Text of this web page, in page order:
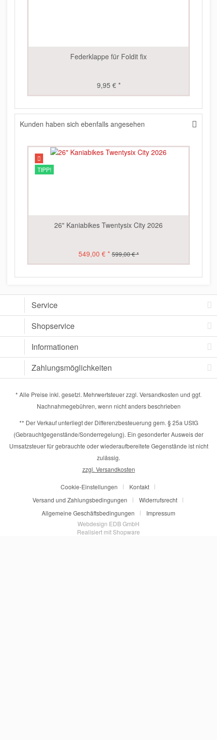
Federklappe für Foldit fix
9,95 € *
Kunden haben sich ebenfalls angesehen
TIPP!
26" Kaniabikes Twentysix City 2026
549,00 € * 599,00 € *
Service
Shopservice
Informationen
Zahlungsmöglichkeiten
* Alle Preise inkl. gesetzl. Mehrwertsteuer zzgl. Versandkosten und ggf.
Nachnahmegebühren, wenn nicht anders beschrieben
** Der Verkauf unterliegt der Differenzbesteuerung gem. § 25a UStG
(Gebrauchtgegenstände/Sonderregelung). Ein gesonderter Ausweis der
Umsatzsteuer für gebrauchte oder wiederaufbereitete Gegenstände ist nicht
zulässig.
zzgl. Versandkosten
Cookie-Einstellungen
Kontakt
Versand und Zahlungsbedingungen
Widerrufsrecht
Allgemeine Geschäftsbedingungen
Impressum
Webdesign EDB GmbH
Realisiert mit Shopware